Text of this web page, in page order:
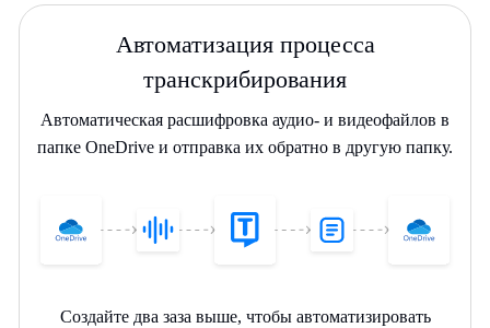
Автоматизация процесса
транскрибирования
Автоматическая расшифровка аудио- и видеофайлов в
папке OneDrive и отправка их обратно в другую папку.
Создайте два заза выше, чтобы автоматизировать